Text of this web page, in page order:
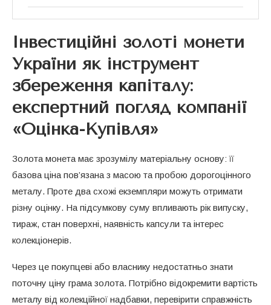
Як формується експертна оцінка: критерії
автентичності, стан збереження та
ліквідність
Практичні рекомендації для колекціонерів
та інвесторів від фахівців «Оцінка-Купівля»
Інвестиційні золоті монети
України як інструмент
збереження капіталу:
експертний погляд компанії
«Оцінка-Купівля»
Золота монета має зрозумілу матеріальну основу: її
базова ціна пов’язана з масою та пробою дорогоцінного
металу. Проте два схожі екземпляри можуть отримати
різну оцінку. На підсумкову суму впливають рік випуску,
тираж, стан поверхні, наявність капсули та інтерес
колекціонерів.
Через це покупцеві або власнику недостатньо знати
поточну ціну грама золота. Потрібно відокремити вартість
металу від колекційної надбавки, перевірити справжність